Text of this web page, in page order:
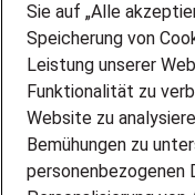
DEINE LEBENSSITUATION
PARTNERSHIP WITH
INITIATIV BEWERBEN
ÜBER UNS
Sie auf „Alle
Speicherung von
Leistung unserer
Funktionalität zu
Website zu
Bemühungen zu
personenbezogenen